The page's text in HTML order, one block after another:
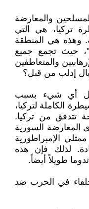
والمعارضة
تركيا، هي التي
هي المنطقة
حيث تجمع جميع
والمتعاطفين
إدلب من قبل؟
أي شيء بسبب
الكاملة لتركيا،
تتدفق من تركيا.
المعارضة السورية
الإمبراطورية
لذلك فإن هذه
طويلاً أيضاً.
في الحرب ضد